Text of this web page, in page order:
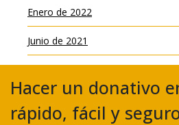
Enero de 2022
Junio de 2021
Hacer un donativo
rápido, fácil y